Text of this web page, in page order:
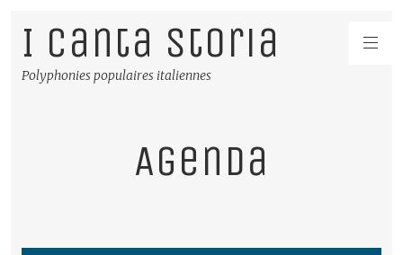
I Canta Storia
Polyphonies populaires italiennes
Agenda